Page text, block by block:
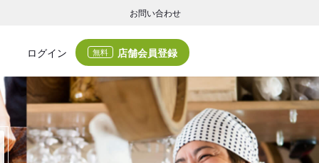
お問い合わせ
ログイン 無料 店舗会員登録